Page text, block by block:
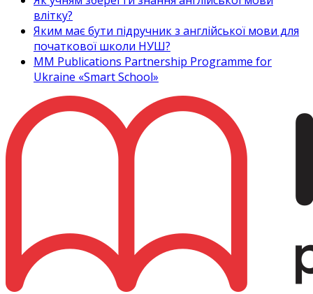
влітку?
Яким має бути підручник з англійської мови для
початкової школи НУШ?
MM Publications Partnership Programme for
Ukraine «Smart School»